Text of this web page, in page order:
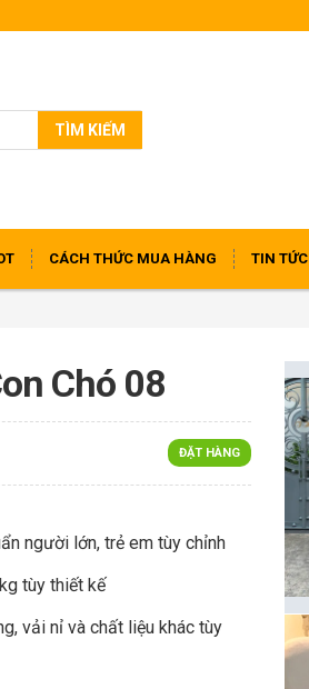
TÌM KIẾM
CÁCH THỨC MUA HÀNG TIN TỨC
Chó 08
ĐẶT HÀNG
người lớn, trẻ em tùy chỉnh
tùy thiết kế
vải nỉ và chất liệu khác tùy